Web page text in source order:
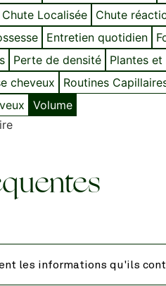
Chute Localisée Chute
Entretien quotidien
Perte de densité Plantes
cheveux Routines
Volume
les informations qu'ils